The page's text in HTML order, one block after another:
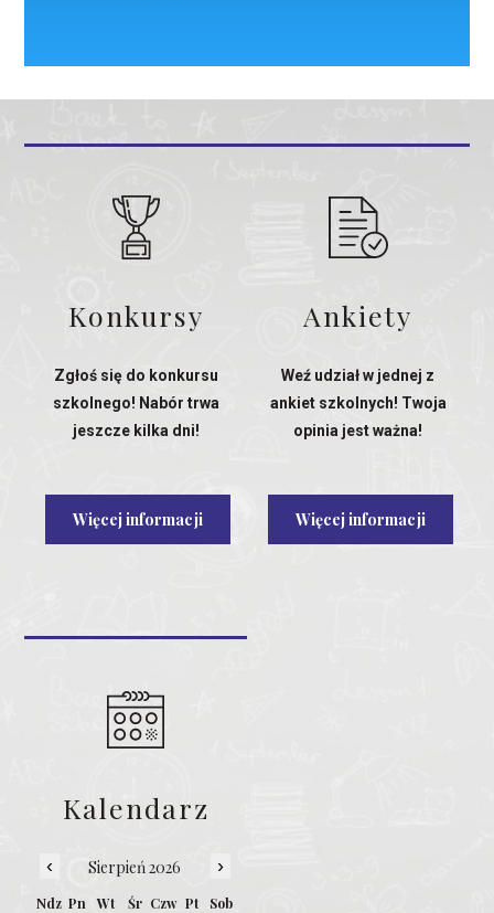
Konkursy
Zgłoś się do konkursu
szkolnego! Nabór trwa
jeszcze kilka dni!
Więcej informacji
Ankiety
Weź udział w jednej z
ankiet szkolnych! Twoja
opinia jest ważna!
Więcej informacji
Kalendarz
‹ Sierpień 2026 ›
Ndz Pn Wt Śr Czw Pt
Sob